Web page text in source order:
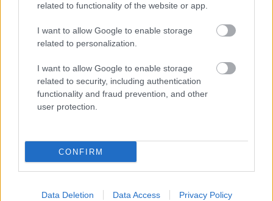
related to functionality of the website or app.
I want to allow Google to enable storage
related to personalization.
I want to allow Google to enable storage
related to security, including authentication
functionality and fraud prevention, and other
user protection.
CONFIRM
Data Deletion Data Access Privacy Policy
Címkék:csináld magad kerékpár Instructables
Ajánlott bejegyzések: